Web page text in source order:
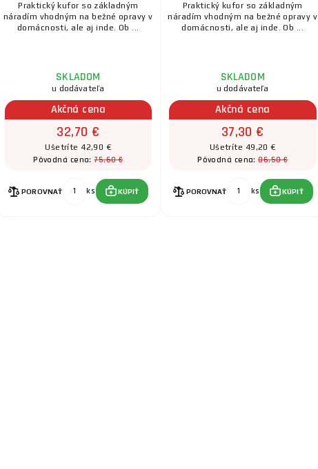
Praktický kufor so základným
náradím vhodným na bežné opravy v
domácnosti, ale aj inde. Ob ...
SKLADOM
u dodávateľa
Akčná cena
32,70 €
Ušetríte 42,90 €
Pôvodná cena:75,60 €
POROVNAŤ ks KÚPIŤ
Praktický kufor so základným
náradím vhodným na bežné opravy v
domácnosti, ale aj inde. Ob ...
SKLADOM
u dodávateľa
Akčná cena
37,30 €
Ušetríte 49,20 €
Pôvodná cena:86,50 €
POROVNAŤ ks KÚPIŤ